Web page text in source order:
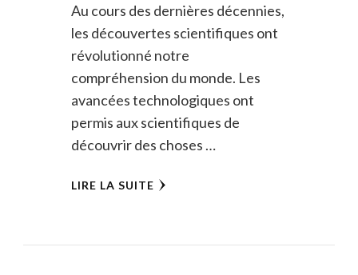
Au cours des dernières décennies,
les découvertes scientifiques ont
révolutionné notre
compréhension du monde. Les
avancées technologiques ont
permis aux scientifiques de
découvrir des choses …
LIRE LA SUITE